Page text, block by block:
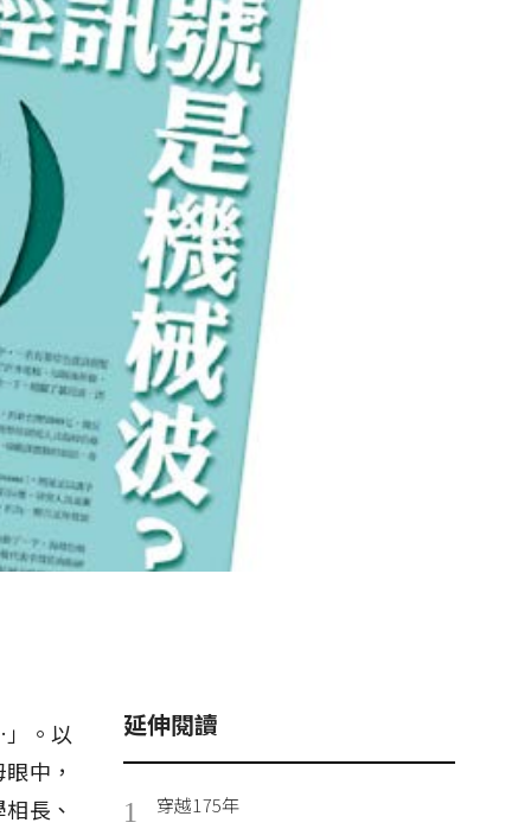
。以
中，
長、
延伸閱讀
1 穿越175年